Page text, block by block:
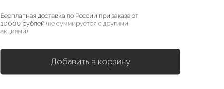
Бесплатная доставка по России при заказе от
10000 рублей (не суммируется с другими
акциями)
Добавить в корзину